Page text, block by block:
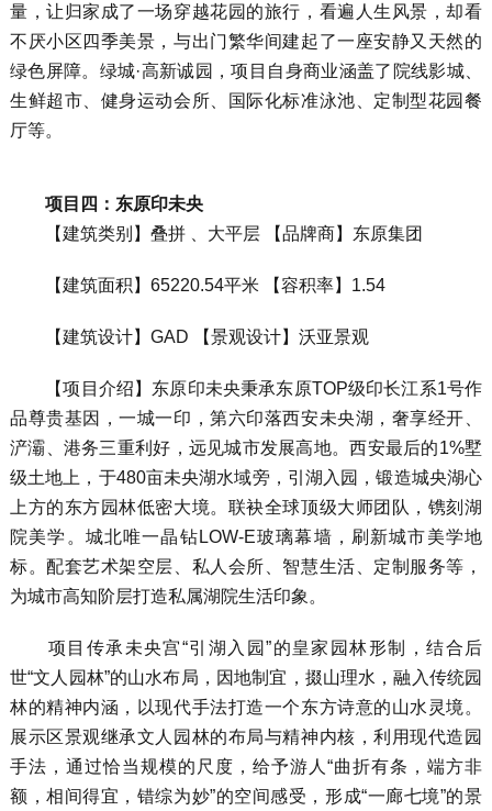
量，让归家成了一场穿越花园的旅行，看遍人生风景，却看
不厌小区四季美景，与出门繁华间建起了一座安静又天然的
绿色屏障。绿城·高新诚园，项目自身商业涵盖了院线影城、
生鲜超市、健身运动会所、国际化标准泳池、定制型花园餐
厅等。
项目四：东原印未央
【建筑类别】叠拼 、大平层 【品牌商】东原集团
【建筑面积】65220.54平米 【容积率】1.54
【建筑设计】GAD 【景观设计】沃亚景观
【项目介绍】东原印未央秉承东原TOP级印长江系1号作
品尊贵基因，一城一印，第六印落西安未央湖，奢享经开、
浐灞、港务三重利好，远见城市发展高地。西安最后的1%墅
级土地上，于480亩未央湖水域旁，引湖入园，锻造城央湖心
上方的东方园林低密大境。联袂全球顶级大师团队，镌刻湖
院美学。城北唯一晶钻LOW-E玻璃幕墙，刷新城市美学地
标。配套艺术架空层、私人会所、智慧生活、定制服务等，
为城市高知阶层打造私属湖院生活印象。
项目传承未央宫“引湖入园”的皇家园林形制，结合后
世“文人园林”的山水布局，因地制宜，掇山理水，融入传统园
林的精神内涵，以现代手法打造一个东方诗意的山水灵境。
展示区景观继承文人园林的布局与精神内核，利用现代造园
手法，通过恰当规模的尺度，给予游人“曲折有条，端方非
额，相间得宜，错综为妙”的空间感受，形成“一廊七境”的景